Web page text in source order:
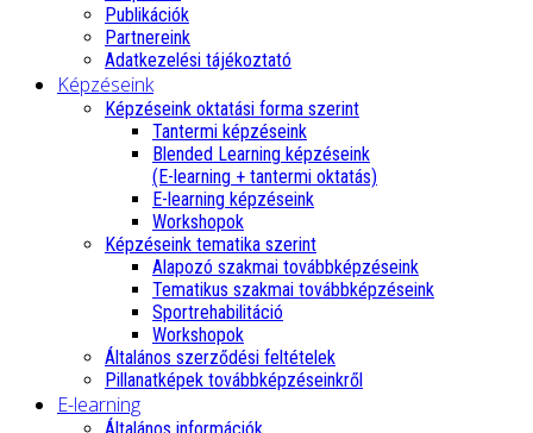
Publikációk
Partnereink
Adatkezelési tájékoztató
Képzéseink
Képzéseink oktatási forma szerint
Tantermi képzéseink
Blended Learning képzéseink
(E-learning + tantermi oktatás)
E-learning képzéseink
Workshopok
Képzéseink tematika szerint
Alapozó szakmai továbbképzéseink
Tematikus szakmai továbbképzéseink
Sportrehabilitáció
Workshopok
Általános szerződési feltételek
Pillanatképek továbbképzéseinkről
E-learning